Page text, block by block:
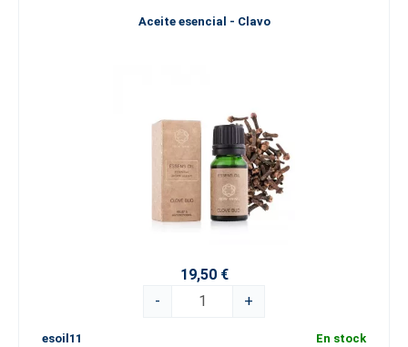
Aceite esencial - Clavo
19,50 €
-
+
esoil11 En stock